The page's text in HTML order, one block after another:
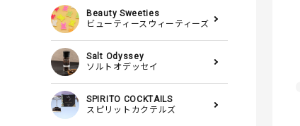
Beauty Sweeties
ビューティースウィーティーズ
Salt Odyssey
ソルトオデッセイ
SPIRITO COCKTAILS
スピリットカクテルズ